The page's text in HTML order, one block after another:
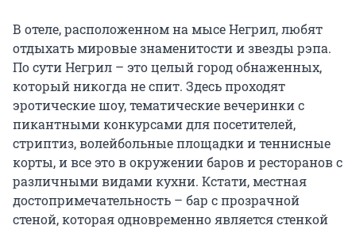
В отеле, расположенном на мысе Негрил, любят
отдыхать мировые знаменитости и звезды рэпа.
По сути Негрил – это целый город обнаженных,
который никогда не спит. Здесь проходят
эротические шоу, тематические вечеринки с
пикантными конкурсами для посетителей,
стриптиз, волейбольные площадки и теннисные
корты, и все это в окружении баров и ресторанов с
различными видами кухни. Кстати, местная
достопримечательность – бар с прозрачной
стеной, которая одновременно является стенкой